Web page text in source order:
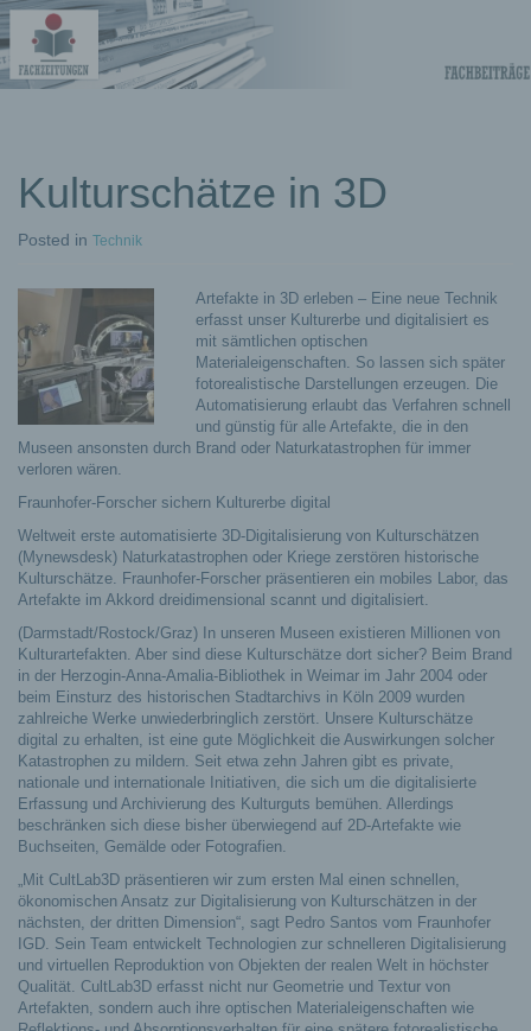
Projekte –
Fachbeiträge
Kulturschätze in 3D
Posted in Technik
Artefakte in 3D erleben – Eine neue Technik
erfasst unser Kulturerbe und digitalisiert es
mit sämtlichen optischen
Materialeigenschaften. So lassen sich später
fotorealistische Darstellungen erzeugen. Die
Automatisierung erlaubt das Verfahren schnell
und günstig für alle Artefakte, die in den
Museen ansonsten durch Brand oder Naturkatastrophen für immer
verloren wären.
Fraunhofer-Forscher sichern Kulturerbe digital
Weltweit erste automatisierte 3D-Digitalisierung von Kulturschätzen
(Mynewsdesk) Naturkatastrophen oder Kriege zerstören historische
Kulturschätze. Fraunhofer-Forscher präsentieren ein mobiles Labor, das
Artefakte im Akkord dreidimensional scannt und digitalisiert.
(Darmstadt/Rostock/Graz) In unseren Museen existieren Millionen von
Kulturartefakten. Aber sind diese Kulturschätze dort sicher? Beim Brand
in der Herzogin-Anna-Amalia-Bibliothek in Weimar im Jahr 2004 oder
beim Einsturz des historischen Stadtarchivs in Köln 2009 wurden
zahlreiche Werke unwiederbringlich zerstört. Unsere Kulturschätze
digital zu erhalten, ist eine gute Möglichkeit die Auswirkungen solcher
Katastrophen zu mildern. Seit etwa zehn Jahren gibt es private,
nationale und internationale Initiativen, die sich um die digitalisierte
Erfassung und Archivierung des Kulturguts bemühen. Allerdings
beschränken sich diese bisher überwiegend auf 2D-Artefakte wie
Buchseiten, Gemälde oder Fotografien.
„Mit CultLab3D präsentieren wir zum ersten Mal einen schnellen,
ökonomischen Ansatz zur Digitalisierung von Kulturschätzen in der
nächsten, der dritten Dimension“, sagt Pedro Santos vom Fraunhofer
IGD. Sein Team entwickelt Technologien zur schnelleren Digitalisierung
und virtuellen Reproduktion von Objekten der realen Welt in höchster
Qualität. CultLab3D erfasst nicht nur Geometrie und Textur von
Artefakten, sondern auch ihre optischen Materialeigenschaften wie